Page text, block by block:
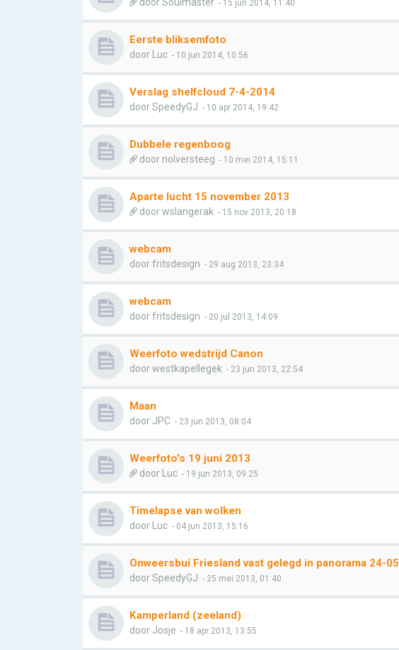
- 15 jun 2014, 11:40
Eerste bliksemfoto
door Luc - 10 jun 2014, 10:56
Verslag shelfcloud 7-4-2014
doorSpeedyGJ - 10 apr 2014, 19:42
Dubbele regenboog
door nolversteeg - 10 mei 2014, 15:11
Aparte lucht 15 november 2013
doorwslangerak - 15 nov 2013, 20:18
webcam
doorfritsdesign - 29 aug 2013, 23:34
webcam
doorfritsdesign - 20 jul 2013, 14:09
Weerfoto wedstrijd Canon
doorwestkapellegek - 23 jun 2013, 22:54
Maan
door JPC - 23 jun 2013, 08:04
Weerfoto's 19 juni 2013
door Luc - 19 jun 2013, 09:25
Timelapse van wolken
door Luc - 04 jun 2013, 15:16
Onweersbui Friesland vast gelegd in panorama 24-05
doorSpeedyGJ - 25 mei 2013, 01:40
Kamperland (zeeland)
door Josje - 18 apr 2013, 13:55